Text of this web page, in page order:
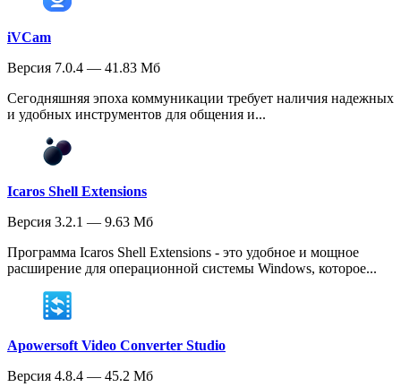
iVCam
Версия 7.0.4 — 41.83 Мб
Сегодняшняя эпоха коммуникации требует наличия надежных
и удобных инструментов для общения и...
Icaros Shell Extensions
Версия 3.2.1 — 9.63 Мб
Программа Icaros Shell Extensions - это удобное и мощное
расширение для операционной системы Windows, которое...
Apowersoft Video Converter Studio
Версия 4.8.4 — 45.2 Мб